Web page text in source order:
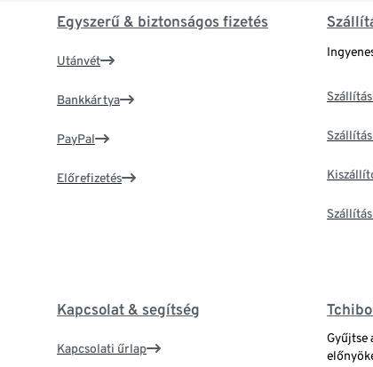
Egyszerű & biztonságos fizetés
Utánvét
Bankkártya
PayPal
Előrefizetés
Kapcsolat & segítség
Kapcsolati űrlap
Gyűjtse